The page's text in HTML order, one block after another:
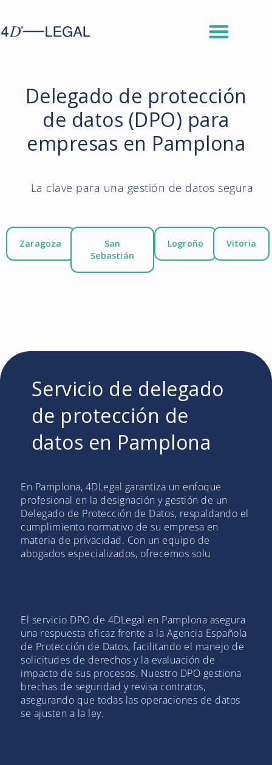
Delegado de protección
de datos (DPO) para
empresas en Pamplona
La clave para una gestión de datos segura
Zaragoza
San
Sebastián
Logroño Vitoria
Servicio de delegado
de protección de
datos en Pamplona
En Pamplona, 4DLegal garantiza un enfoque
profesional en la designación y gestión de un
Delegado de Protección de Datos, respaldando el
cumplimiento normativo de su empresa en
materia de privacidad. Con un equipo de
abogados especializados, ofrecemos solu
El servicio DPO de 4DLegal en Pamplona asegura
una respuesta eficaz frente a la Agencia Española
de Protección de Datos, facilitando el manejo de
solicitudes de derechos y la evaluación de
impacto de sus procesos. Nuestro DPO gestiona
brechas de seguridad y revisa contratos,
asegurando que todas las operaciones de datos
se ajusten a la ley.